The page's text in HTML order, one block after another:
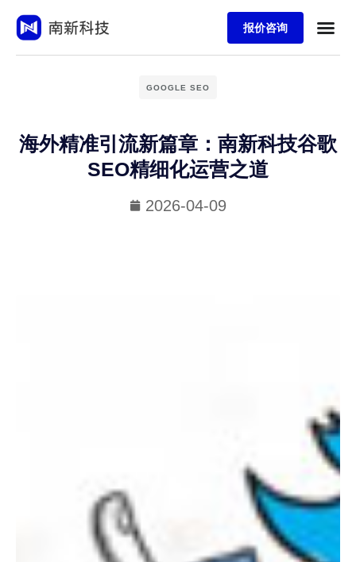
报价咨询
GOOGLE SEO
海外精准引流新篇章：南新科技谷歌
SEO精细化运营之道
2026-04-09